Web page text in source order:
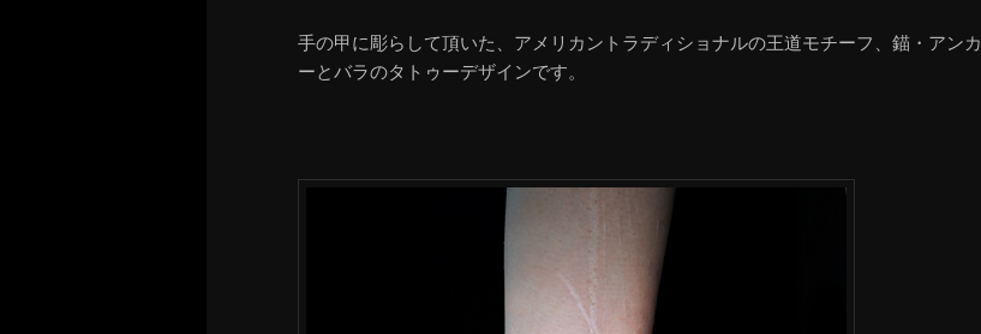
手の甲に彫らして頂いた、アメリカントラディショナルの王道モチーフ、錨・アンカ
ーとバラのタトゥーデザインです。